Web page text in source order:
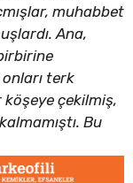
muhabbet
Ana,
terk
çekilmiş,
Bu